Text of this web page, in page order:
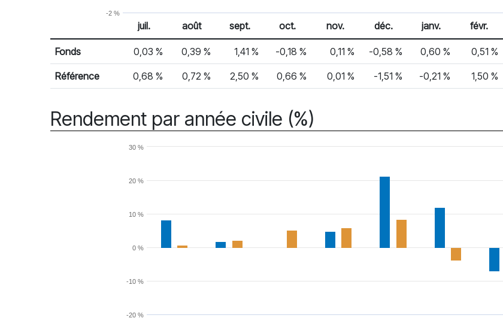
-2 %
Rendement mensuel
% Rendement
juil. août sept. oct. nov. déc. janv. févr.
Fonds 0,03 % 0,39 % 1,41 % -0,18 % 0,11 % -0,58 % 0,60 % 0,51 %
Référence 0,68 % 0,72 % 2,50 % 0,66 % 0,01 % -1,51 % -0,21 % 1,50 %
Rendement par année civile (%)
-20 %
-10 %
0 %
10 %
20 %
30 %